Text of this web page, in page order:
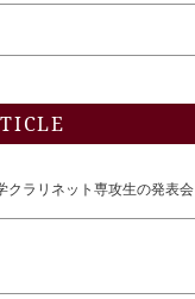
クラリネット専攻生の発表会